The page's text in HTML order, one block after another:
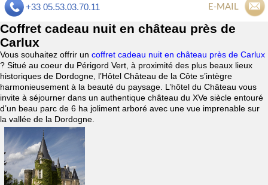
+33 05.53.03.70.11 E-MAIL
Coffret cadeau nuit en château près de
Carlux
Vous souhaitez offrir un coffret cadeau nuit en château près de Carlux
? Situé au coeur du Périgord Vert, à proximité des plus beaux lieux
historiques de Dordogne, l’Hôtel Château de la Côte s’intègre
harmonieusement à la beauté du paysage. L’hôtel du Château vous
invite à séjourner dans un authentique château du XVe siècle entouré
d’un beau parc de 6 ha joliment arboré avec une vue imprenable sur
la vallée de la Dordogne.